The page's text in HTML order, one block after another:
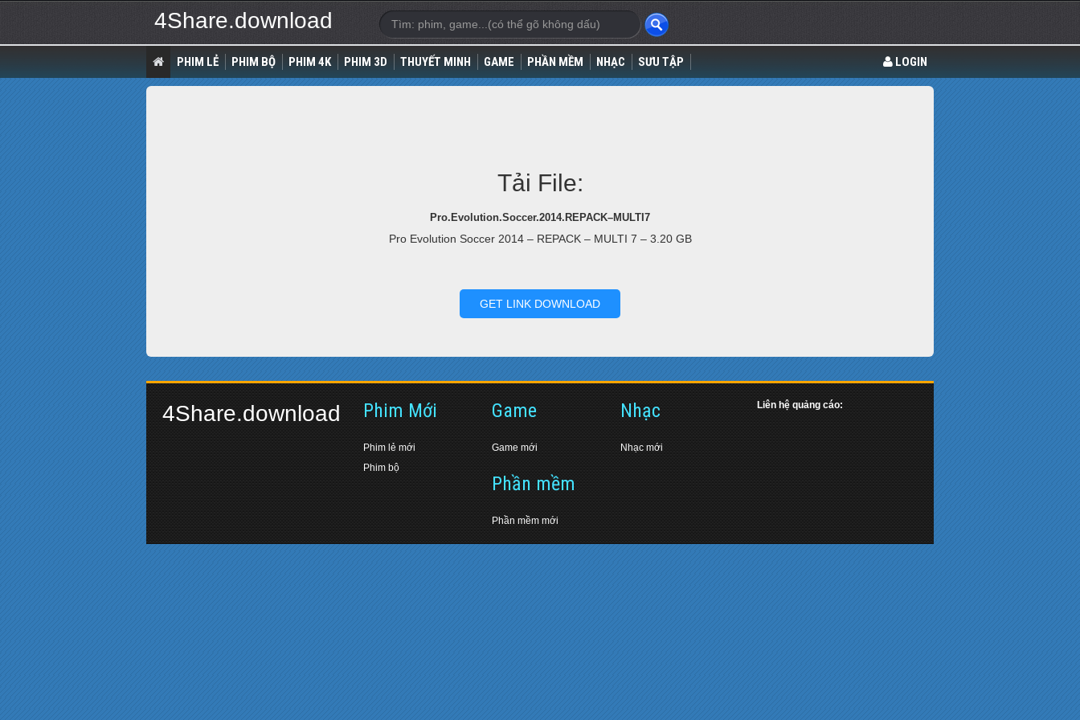
4Share.download
PHIM LẺ PHIM BỘ PHIM 4K PHIM 3D THUYẾT MINH GAME PHẦN MỀM NHẠC SƯU TẬP LOGIN
Tải File:
Pro.Evolution.Soccer.2014.REPACK–MULTI7
Pro Evolution Soccer 2014 – REPACK – MULTI 7 – 3.20 GB
GET LINK DOWNLOAD
4Share.download Phim Mới
Phim lẻ mới
Phim bộ
Game
Game mới
Phần mềm
Phần mềm mới
Nhạc
Nhạc mới
Liên hệ quảng cáo: